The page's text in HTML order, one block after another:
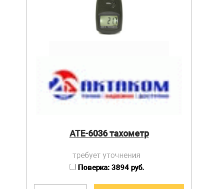
АТЕ-6036 тахометр
требует уточнения
Поверка: 3894 руб.